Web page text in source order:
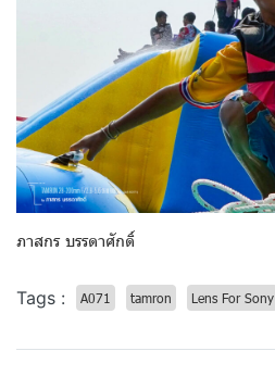
ภาสกร บรรดาศักดิ์
Tags : A071 tamron Lens For Sony